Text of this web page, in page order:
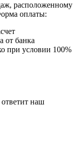
расположенному
оплаты:
от банка
при условии 100%
наш